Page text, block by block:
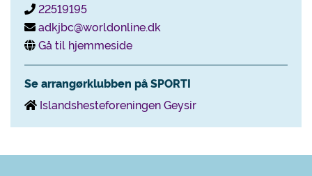
22519195
adkjbc@worldonline.dk
Gå til hjemmeside
Se arrangørklubben på SPORTI
Islandshesteforeningen Geysir